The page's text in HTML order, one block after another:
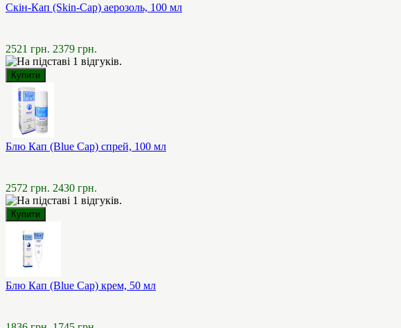
Скін-Кап (Skin-Cap) аерозоль, 100 мл
2521 грн. 2379 грн.
Блю Кап (Blue Cap) спрей, 100 мл
2572 грн. 2430 грн.
Блю Кап (Blue Cap) крем, 50 мл